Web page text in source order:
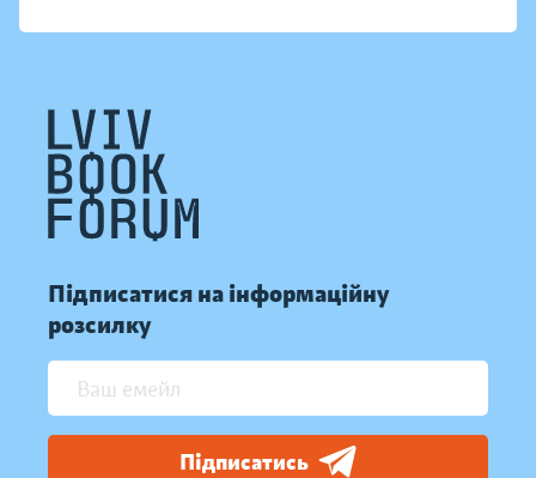
Підписатися на інформаційну
розсилку
Підписатись